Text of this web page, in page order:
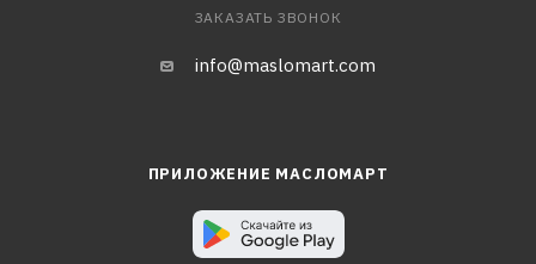
ЗАКАЗАТЬ ЗВОНОК
info@maslomart.com
ПРИЛОЖЕНИЕ МАСЛОМАРТ